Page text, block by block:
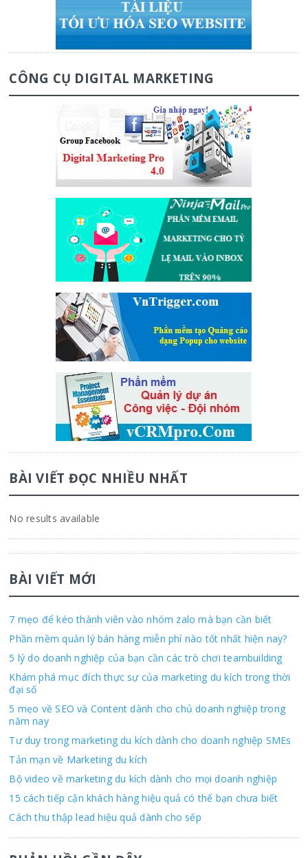
CÔNG CỤ DIGITAL MARKETING
BÀI VIẾT ĐỌC NHIỀU NHẤT
No results available
BÀI VIẾT MỚI
7 mẹo để kéo thành viên vào nhóm zalo mà bạn cần biết
Phần mềm quản lý bán hàng miễn phí nào tốt nhất hiện nay?
5 lý do doanh nghiệp của bạn cần các trò chơi teambuilding
Khám phá mục đích thực sự của marketing du kích trong thời
đại số
5 mẹo về SEO và Content dành cho chủ doanh nghiệp trong
năm nay
Tư duy trong marketing du kích dành cho doanh nghiệp SMEs
Tản mạn về Marketing du kích
Bộ video về marketing du kích dành cho mọi doanh nghiệp
15 cách tiếp cận khách hàng hiệu quả có thể bạn chưa biết
Cách thu thập lead hiệu quả dành cho sếp